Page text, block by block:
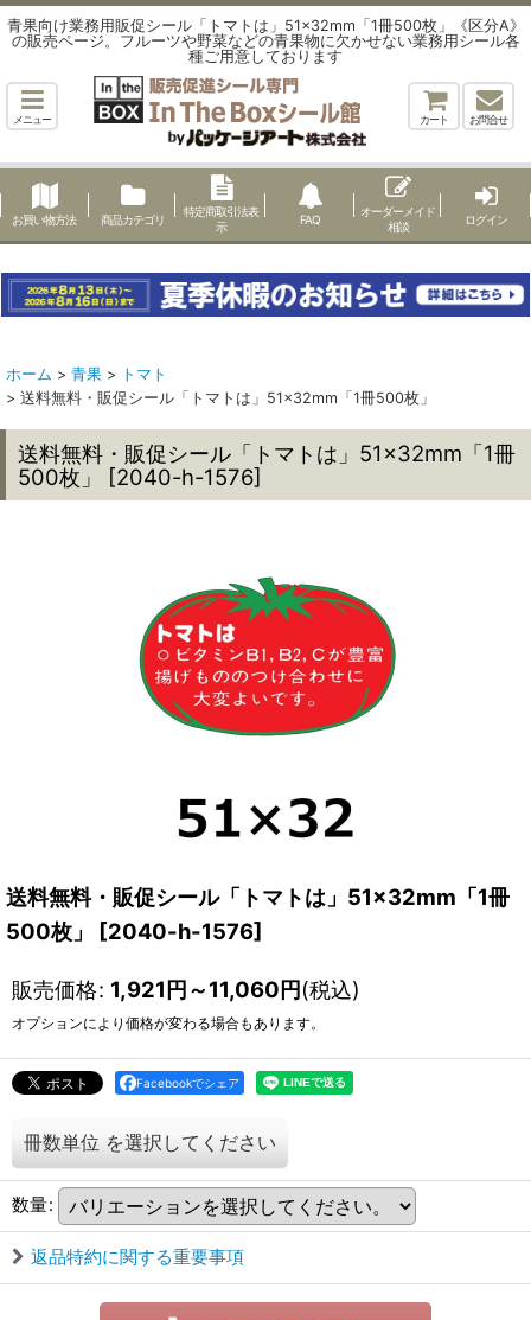
青果向け業務用販促シール「トマトは」51×32mm「1冊500枚」《区分A》
の販売ページ。フルーツや野菜などの青果物に欠かせない業務用シール各
種ご用意しております
メニュー カート お問合せ
お買い物方法 商品カテゴリ
特定商取引法表
示
FAQ
オーダーメイド
相談
ログイン
ホーム > 青果 > トマト
> 送料無料・販促シール「トマトは」51×32mm「1冊500枚」
送料無料・販促シール「トマトは」51×32mm「1冊
500枚」
[2040-h-1576]
送料無料・販促シール「トマトは」51×32mm「1冊
500枚」
[2040-h-1576]
販売価格: 1,921円～11,060円(税込)
オプションにより価格が変わる場合もあります。
Facebookでシェア
冊数単位 を選択してください
数量:
返品特約に関する重要事項